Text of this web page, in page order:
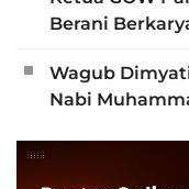
Berani
Wagub
Nabi